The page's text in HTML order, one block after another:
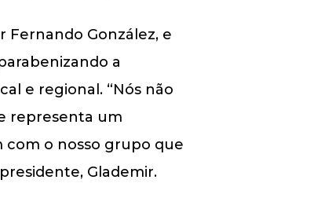
Fernando González, e
a
e regional. “Nós não
representa um
com o nosso grupo que
Glademir.